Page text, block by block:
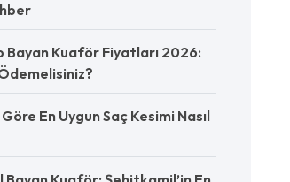
Bayan Kuaför Fiyatları 2026:
En Uygun Saç Kesimi Nasıl